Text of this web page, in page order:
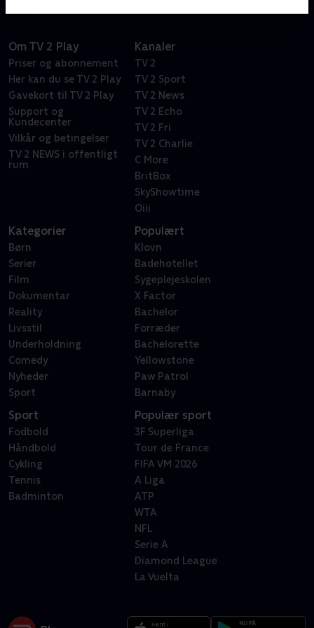
Om TV 2 Play
Priser og abonnement
Her kan du se TV 2 Play
Gavekort til TV 2 Play
Support og
Kundecenter
Vilkår og betingelser
TV 2 NEWS i offentligt
rum
Kanaler
TV 2
TV 2 Sport
TV 2 News
TV 2 Echo
TV 2 Fri
TV 2 Charlie
C More
BritBox
SkyShowtime
Oiii
Kategorier
Børn
Serier
Film
Dokumentar
Reality
Livsstil
Underholdning
Comedy
Nyheder
Sport
Populært
Klovn
Badehotellet
Sygeplejeskolen
X Factor
Bachelor
Forræder
Bachelorette
Yellowstone
Paw Patrol
Barnaby
Sport
Fodbold
Håndbold
Cykling
Tennis
Badminton
Populær sport
3F Superliga
Tour de France
FIFA VM 2026
A Liga
ATP
WTA
NFL
Serie A
Diamond League
La Vuelta